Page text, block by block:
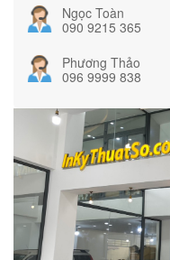
Ngọc Toàn
090 9215 365
Phương Thảo
096 9999 838